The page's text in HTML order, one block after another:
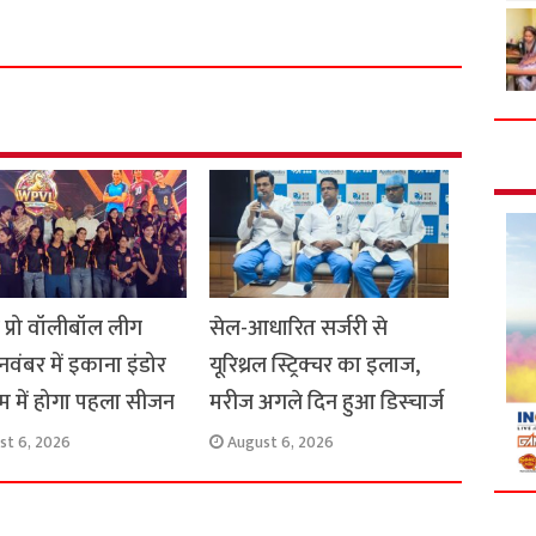
वॉलीबॉल लीग
में इकाना इंडोर
में होगा पहला सीजन
6, 2026
सेल-आधारित सर्जरी से
यूरिथ्रल स्ट्रिक्चर का इलाज,
मरीज अगले दिन हुआ डिस्चार्ज
August 6, 2026